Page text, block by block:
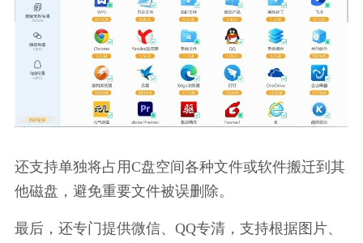
还支持单独将占用C盘空间各种文件或软件搬迁到其
他磁盘，避免重要文件被误删除。
最后，还专门提供微信、QQ专清，支持根据图片、